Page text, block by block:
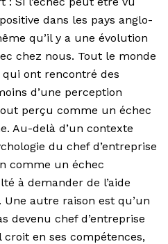
dans les pays anglo-
qu’il y a une évolution
chez nous. Tout le monde
ont rencontré des
d’une perception
perçu comme un échec
Au-delà d’un contexte
du chef d’entreprise
comme un échec
à demander de l’aide
autre raison est qu’un
devenu chef d’entreprise
en ses compétences,